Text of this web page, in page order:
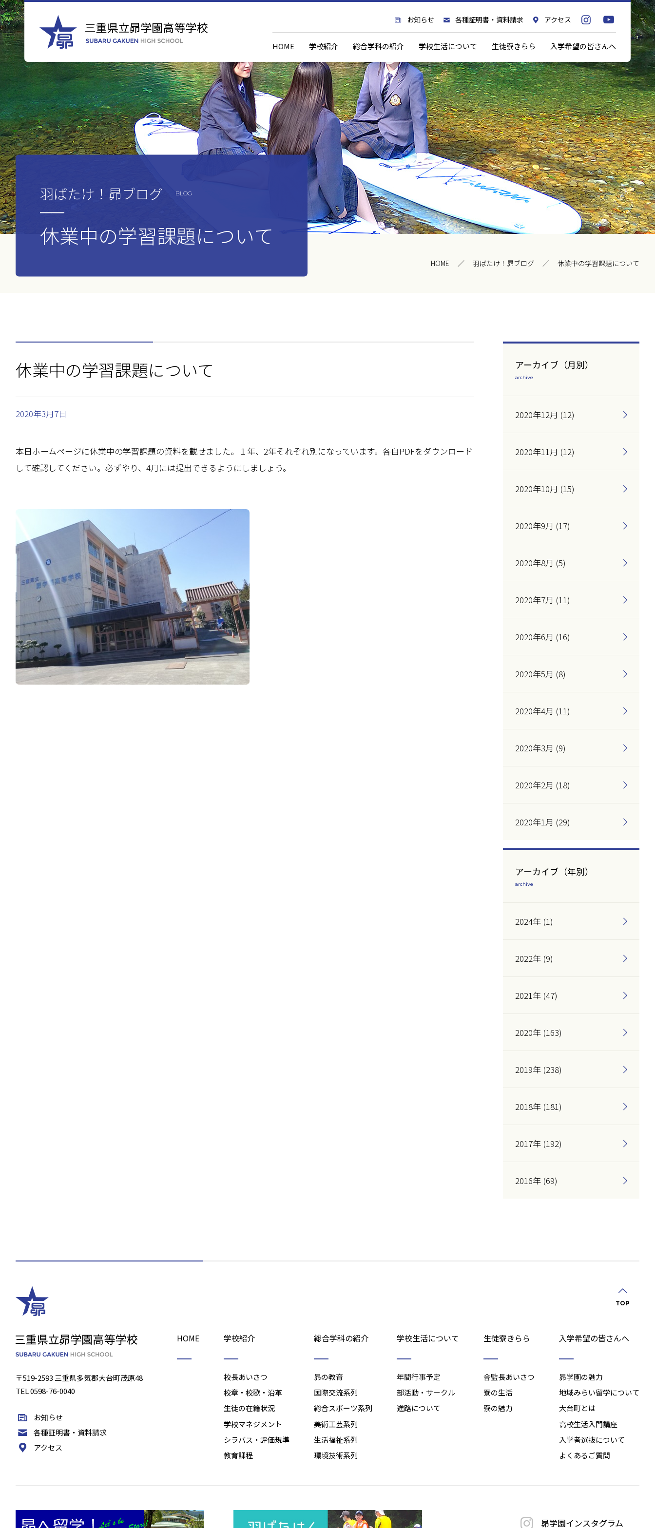
お知らせ 各種証明書・資料請求 アクセス
HOME 学校紹介 総合学科の紹介 学校生活について 生徒寮きらら 入学希望の皆さんへ
羽ばたけ！昴ブログ BLOG
休業中の学習課題について
HOME 羽ばたけ！昴ブログ 休業中の学習課題について
休業中の学習課題について
2020年3月7日
本日ホームページに休業中の学習課題の資料を載せました。１年、2年それぞれ別になっています。各自PDFをダウンロード
して確認してください。必ずやり、4月には提出できるようにしましょう。
アーカイブ（月別）
archive
2020年12月 (12)
2020年11月 (12)
2020年10月 (15)
2020年9月 (17)
2020年8月 (5)
2020年7月 (11)
2020年6月 (16)
2020年5月 (8)
2020年4月 (11)
2020年3月 (9)
2020年2月 (18)
2020年1月 (29)
アーカイブ（年別）
archive
2024年 (1)
2022年 (9)
2021年 (47)
2020年 (163)
2019年 (238)
2018年 (181)
2017年 (192)
2016年 (69)
TOP
〒519-2593 三重県多気郡大台町茂原48
TEL 0598-76-0040
お知らせ
各種証明書・資料請求
アクセス
HOME 学校紹介
校長あいさつ
校章・校歌・沿革
生徒の在籍状況
学校マネジメント
シラバス・評価規準
教育課程
総合学科の紹介
昴の教育
国際交流系列
総合スポーツ系列
美術工芸系列
生活福祉系列
環境技術系列
学校生活について
年間行事予定
部活動・サークル
進路について
生徒寮きらら
舎監長あいさつ
寮の生活
寮の魅力
入学希望の皆さんへ
昴学園の魅力
地域みらい留学について
大台町とは
高校生活入門講座
入学者選抜について
よくあるご質問
昴学園インスタグラム